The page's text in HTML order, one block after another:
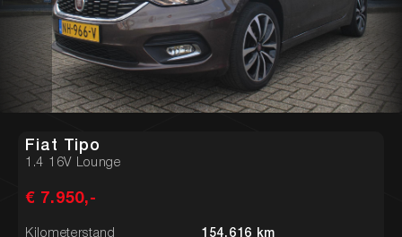
Fiat Tipo
1.4 16V Lounge
€ 7.950,-
Kilometerstand 154.616 km